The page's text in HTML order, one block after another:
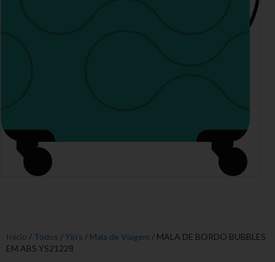
Início / Todos /Yin's / Mala de Viagem / MALA DE BORDO BUBBLES
EM ABS YS21228